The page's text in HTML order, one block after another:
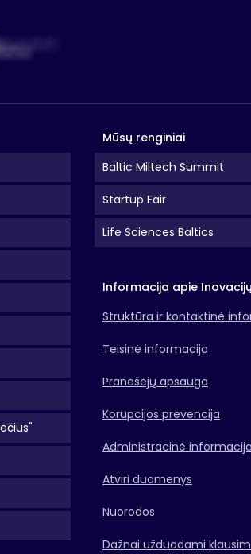
Mūsų renginiai
Baltic Miltech Summit
Startup Fair
Life Sciences Baltics
Informacija apie
Struktūra ir kontaktinė
Teisinė informacija
Pranešėjų apsauga
Korupcijos prevencija
Administracinė informacija
Atviri duomenys
Nuorodos
Dažnai užduodami